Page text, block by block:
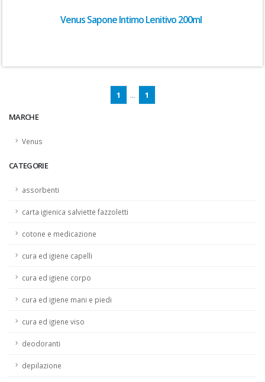
MARCHE
Venus
CATEGORIE
assorbenti
carta igienica salviette fazzoletti
cotone e medicazione
cura ed igiene capelli
cura ed igiene corpo
cura ed igiene mani e piedi
cura ed igiene viso
deodoranti
depilazione
Venus Sapone Intimo Lenitivo 200ml
1 ... 1